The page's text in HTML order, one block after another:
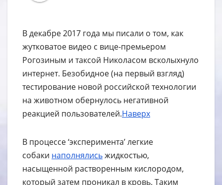
В декабре 2017 года мы писали о том, как
жутковатое видео с вице-премьером
Рогозиным и таксой Николасом всколыхнуло
интернет. Безобидное (на первый взгляд)
тестирование новой российской технологии
на животном обернулось негативной
реакцией пользователей.Наверх
В процессе ‘эксперимента’ легкие
собаки наполнялисьжидкостью,
насыщенной растворенным кислородом,
который затем проникал в кровь. Таким